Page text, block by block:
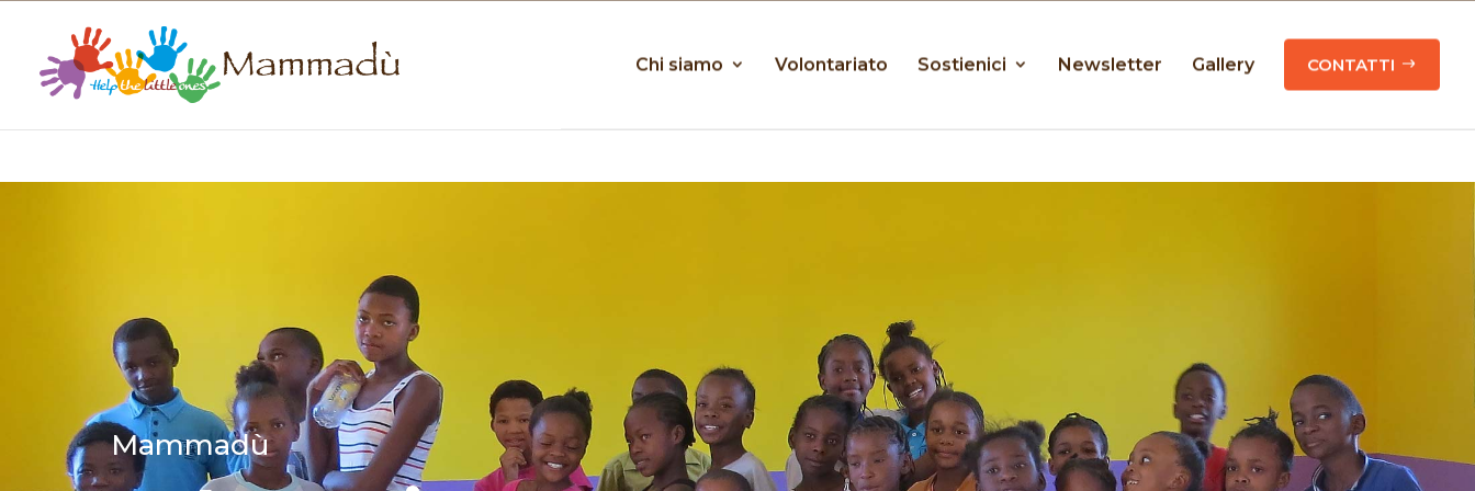
Chi siamo Volontariato Sostienici Newsletter Gallery CONTATTI
Mammadù